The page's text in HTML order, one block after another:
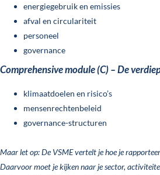
energiegebruik en emissies
afval en circulariteit
personeel
governance
Comprehensive module (C) – De
klimaatdoelen en risico’s
mensenrechtenbeleid
governance-structuren
Maar let op: De VSME vertelt je hoe je
Daarvoor moet je kijken naar je sector,